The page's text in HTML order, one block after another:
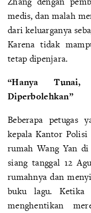
medis, dan malah
dari keluarganya
Karena tidak
tetap dipenjara.
“Hanya
Diperbolehkan”
Beberapa petugas
kepala Kantor Polisi
rumah Wang Yan
siang tanggal 12
rumahnya dan
buku lagu. Ketika
menghentikan